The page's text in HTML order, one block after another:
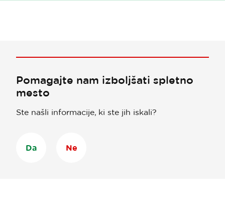
Pomagajte nam izboljšati spletno
mesto
Ste našli informacije, ki ste jih iskali?
Da Ne